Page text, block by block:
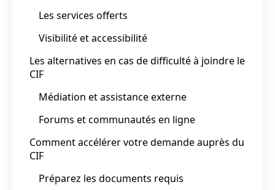
Les services offerts
Visibilité et accessibilité
Les alternatives en cas de difficulté à joindre le
CIF
Médiation et assistance externe
Forums et communautés en ligne
Comment accélérer votre demande auprès du
CIF
Préparez les documents requis